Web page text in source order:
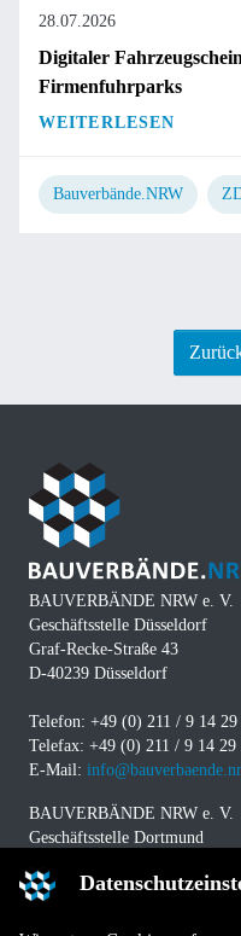
28.07.2026
Digitaler
Firmenfuhrparks
WEITERLESEN
Bauverbände.NRW
BAUVERBÄNDE NRW e. V.
Geschäftsstelle Düsseldorf
Graf-Recke-Straße 43
D-40239 Düsseldorf
Telefon: +49 (0) 211 / 9 14 29
Telefax: +49 (0) 211 / 9 14 29
E-Mail:
BAUVERBÄNDE NRW e. V.
Geschäftsstelle Dortmund
D-44141 Dortmund